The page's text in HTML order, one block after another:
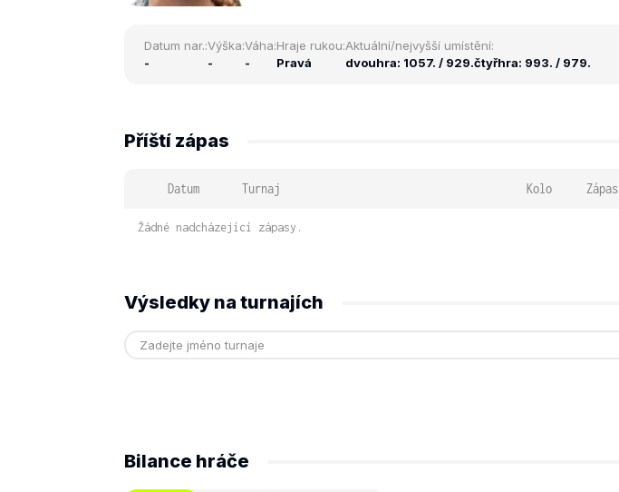
Datum nar.:
-
Výška:
-
Váha:
-
Hraje rukou:
Pravá
Aktuální/nejvyšší umístění:
dvouhra: 1057. / 929.čtyřhra: 993. / 979.
Příští zápas
Datum Turnaj Kolo Zápas
Žádné nadcházející zápasy.
Výsledky na turnajích
Bilance hráče